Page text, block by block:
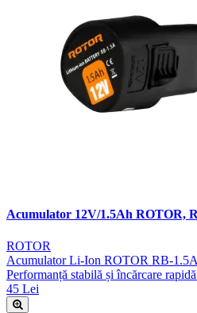
Acumulator 12V/1.5Ah ROTOR,
ROTOR
Acumulator Li-Ion ROTOR RB-
Performanță stabilă și încărcare
45 Lei